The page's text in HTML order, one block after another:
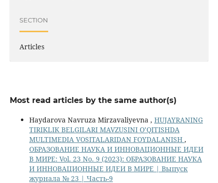
SECTION
Articles
Most read articles by the same author(s)
Haydarova Navruza Mirzavaliyevna , HUJAYRANING
TIRIKLIK BELGILARI MAVZUSINI O’QITISHDA
MULTIMEDIA VOSITALARIDAN FOYDALANISH ,
ОБРАЗОВАНИЕ НАУКА И ИННОВАЦИОННЫЕ ИДЕИ
В МИРЕ: Vol. 23 No. 9 (2023): ОБРАЗОВАНИЕ НАУКА
И ИННОВАЦИОННЫЕ ИДЕИ В МИРЕ | Выпуск
журнала № 23 | Часть-9